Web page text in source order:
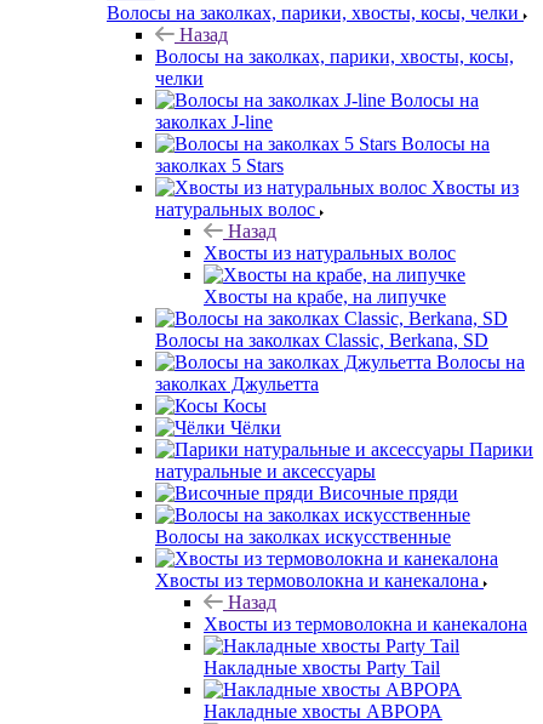
Волосы на заколках, парики, хвосты, косы, челки
Назад
Волосы на заколках, парики, хвосты, косы,
челки
Волосы на
заколках J-line
Волосы на
заколках 5 Stars
Хвосты из
натуральных волос
Назад
Хвосты из натуральных волос
Хвосты на крабе, на липучке
Волосы на заколках Classic, Berkana, SD
Волосы на
заколках Джульетта
Косы
Чёлки
Парики
натуральные и аксессуары
Височные пряди
Волосы на заколках искусственные
Хвосты из термоволокна и канекалона
Назад
Хвосты из термоволокна и канекалона
Накладные хвосты Party Tail
Накладные хвосты АВРОРА